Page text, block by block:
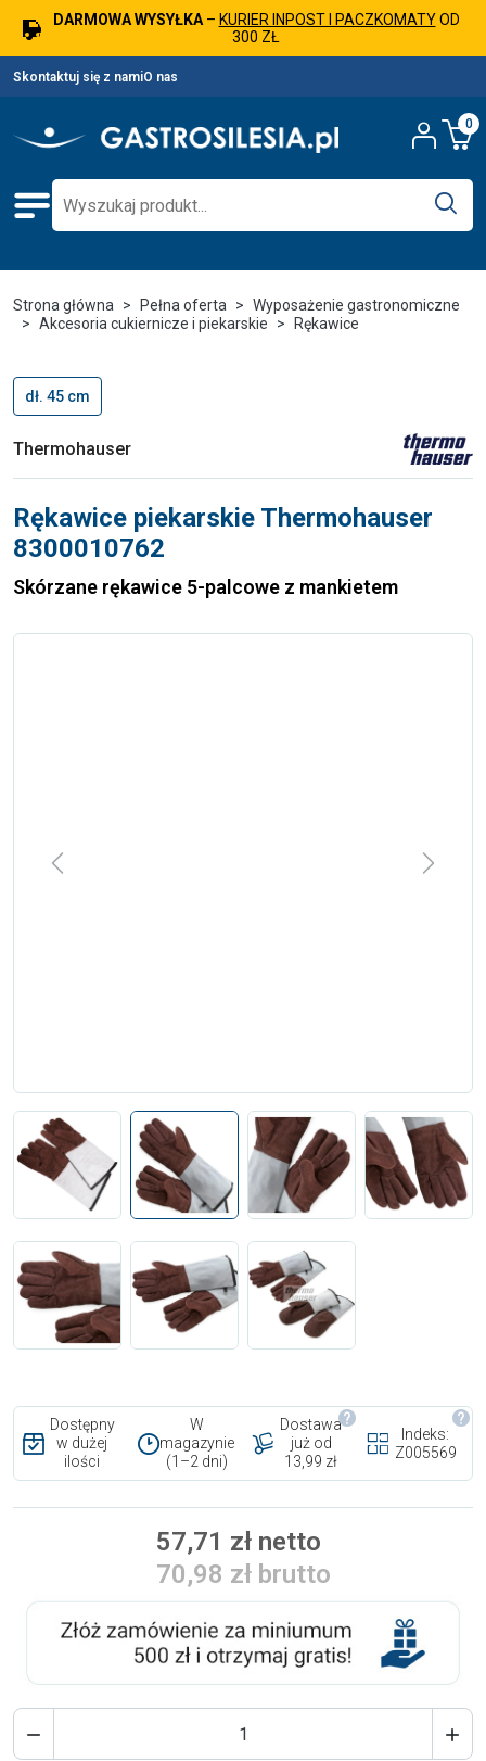
DARMOWA WYSYŁKA– KURIER INPOST I PACZKOMATYOD
300 ZŁ
Skontaktuj się z namiO nas
0
Strona główna Pełna oferta
Wyposażenie gastronomiczne
Akcesoria cukiernicze i piekarskie
Rękawice
dł. 45 cm
Thermohauser
Rękawice piekarskie Thermohauser
8300010762
Skórzane rękawice 5-palcowe z mankietem
Previous Next
Dostępny
w dużej
ilości
W
magazynie
(1–2 dni)
Dostawa
już od
13,99 zł
Indeks:
Z005569
57,71 zł netto
70,98 zł brutto
 